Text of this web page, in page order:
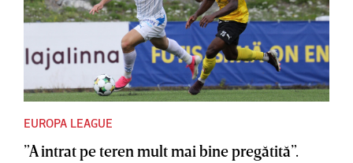
EUROPA LEAGUE
”A intrat pe teren mult mai bine pregătită”.